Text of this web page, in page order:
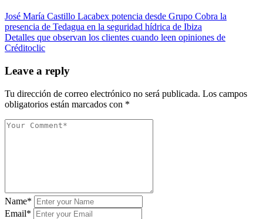
José María Castillo Lacabex potencia desde Grupo Cobra la
presencia de Tedagua en la seguridad hídrica de Ibiza
Detalles que observan los clientes cuando leen opiniones de
Créditoclic
Leave a reply
Tu dirección de correo electrónico no será publicada. Los campos
obligatorios están marcados con *
Name*
Email*